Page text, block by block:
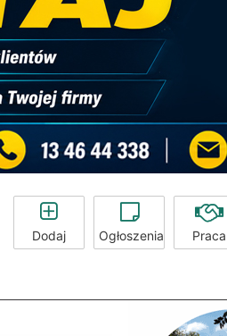
Dodaj Ogłoszenia Praca